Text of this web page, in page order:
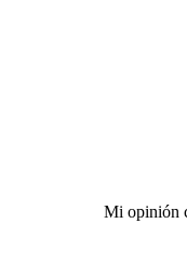
Mi opinión